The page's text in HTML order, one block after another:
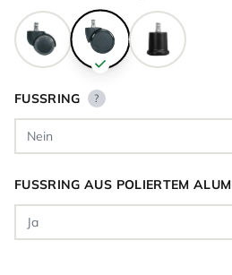
FUSSRING ?
FUSSRING AUS POLIERTEM